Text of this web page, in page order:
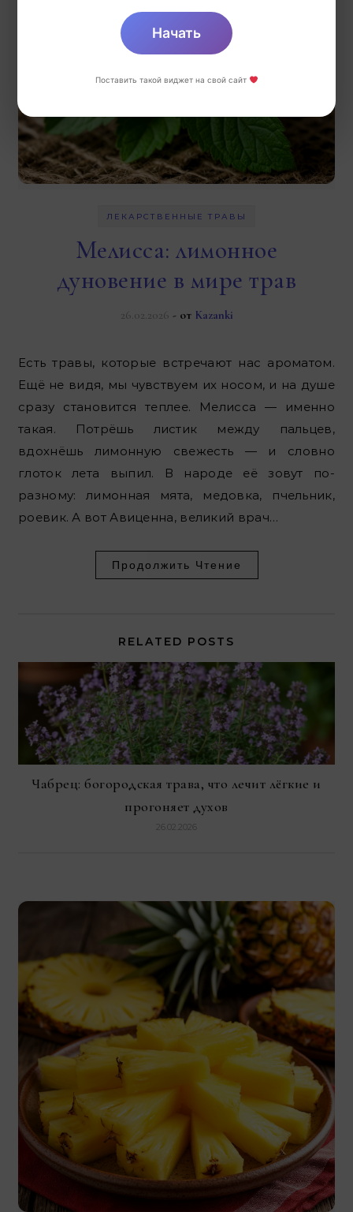
ЛЕКАРСТВЕННЫЕ ТРАВЫ
Мелисса: лимонное
дуновение в мире трав
26.02.2026 - от Kazanki
Есть травы, которые встречают нас ароматом.
Ещё не видя, мы чувствуем их носом, и на душе
сразу становится теплее. Мелисса — именно
такая. Потрёшь листик между пальцев,
вдохнёшь лимонную свежесть — и словно
глоток лета выпил. В народе её зовут по-
разному: лимонная мята, медовка, пчельник,
роевик. А вот Авиценна, великий врач…
Продолжить Чтение
RELATED POSTS
Чабрец: богородская трава, что лечит лёгкие и
прогоняет духов
26.02.2026
Начать
Поставить такой виджет на свой сайт